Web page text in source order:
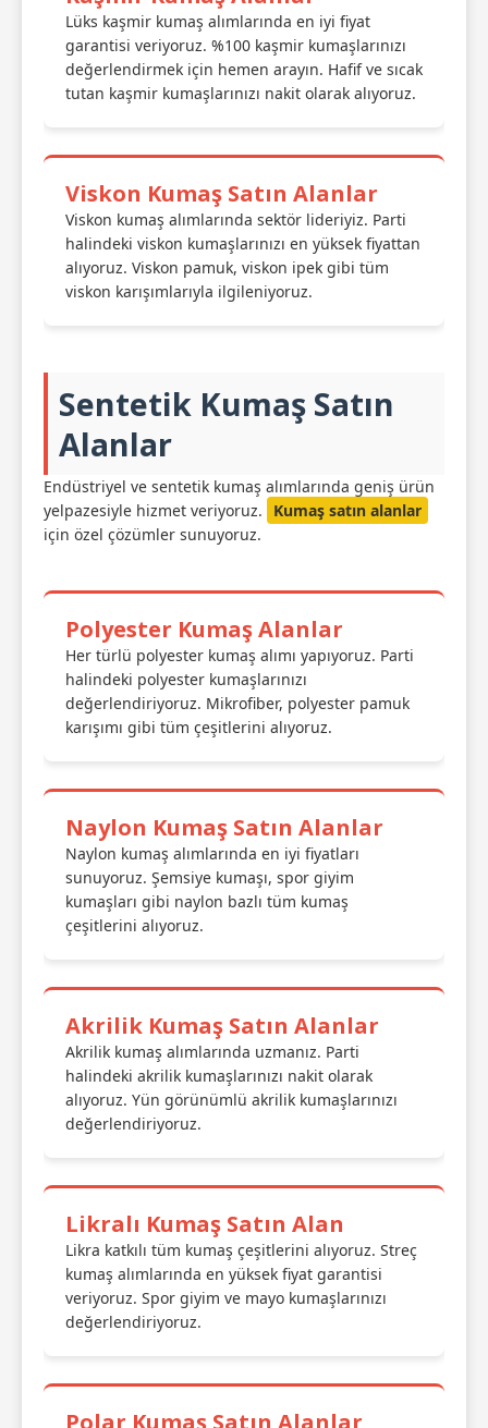
Lüks kaşmir kumaş alımlarında en iyi fiyat
garantisi veriyoruz. %100 kaşmir kumaşlarınızı
değerlendirmek için hemen arayın. Hafif ve sıcak
tutan kaşmir kumaşlarınızı nakit olarak alıyoruz.
Viskon Kumaş Satın Alanlar
Viskon kumaş alımlarında sektör lideriyiz. Parti
halindeki viskon kumaşlarınızı en yüksek fiyattan
alıyoruz. Viskon pamuk, viskon ipek gibi tüm
viskon karışımlarıyla ilgileniyoruz.
Sentetik Kumaş Satın
Alanlar
Endüstriyel ve sentetik kumaş alımlarında geniş ürün
yelpazesiyle hizmet veriyoruz.
Kumaş satın alanlar
için özel çözümler sunuyoruz.
Polyester Kumaş Alanlar
Her türlü polyester kumaş alımı yapıyoruz. Parti
halindeki polyester kumaşlarınızı
değerlendiriyoruz. Mikrofiber, polyester pamuk
karışımı gibi tüm çeşitlerini alıyoruz.
Naylon Kumaş Satın Alanlar
Naylon kumaş alımlarında en iyi fiyatları
sunuyoruz. Şemsiye kumaşı, spor giyim
kumaşları gibi naylon bazlı tüm kumaş
çeşitlerini alıyoruz.
Akrilik Kumaş Satın Alanlar
Akrilik kumaş alımlarında uzmanız. Parti
halindeki akrilik kumaşlarınızı nakit olarak
alıyoruz. Yün görünümlü akrilik kumaşlarınızı
değerlendiriyoruz.
Likralı Kumaş Satın Alan
Likra katkılı tüm kumaş çeşitlerini alıyoruz. Streç
kumaş alımlarında en yüksek fiyat garantisi
veriyoruz. Spor giyim ve mayo kumaşlarınızı
değerlendiriyoruz.